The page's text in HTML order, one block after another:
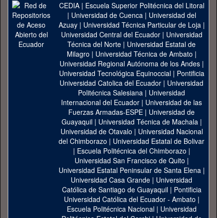
CEDIA| Escuela Superior Politécnica del Litoral
| Universidad de Cuenca| Universidad del
Azuay| Universidad Técnica Particular de Loja|
Universidad Central del Ecuador| Universidad
Técnica del Norte | Universidad Estatal de
Milagro | Universidad Técnica de Ambato |
Universidad Regional Autónoma de los Andes|
Universidad Tecnológica Equinoccial| Pontificia
Universidad Catolica del Ecuador | Universidad
Politécnica Salesiana | Universidad
Internacional del Ecuador | Universidad de las
Fuerzas Armadas-ESPE | Universidad de
Guayaquil| Universidad Técnica de Machala|
Universidad de Otavalo | Universidad Nacional
del Chimborazo | Universidad Estatal de Bolivar
| Escuela Politécnica del Chimborazo |
Universidad San Francisco de Quito |
Universidad Estatal Peninsular de Santa Elena|
Universidad Casa Grande | Universidad
Católica de Santiago de Guayaquil| Pontificia
Universidad Católica del Ecuador - Ambato |
Escuela Politécnica Nacional| Universidad